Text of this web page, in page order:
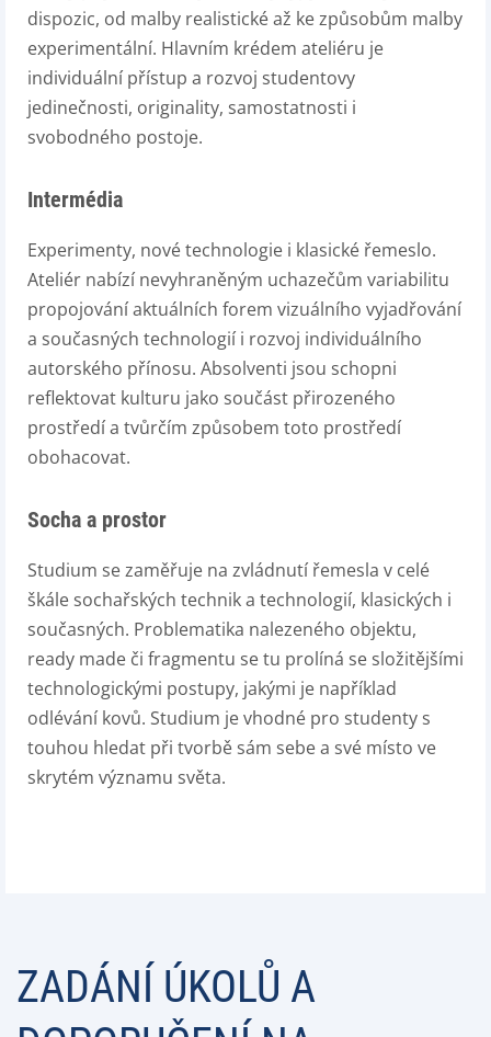
dispozic, od malby realistické až ke způsobům malby
experimentální. Hlavním krédem ateliéru je
individuální přístup a rozvoj studentovy
jedinečnosti, originality, samostatnosti i
svobodného postoje.
Intermédia
Experimenty, nové technologie i klasické řemeslo.
Ateliér nabízí nevyhraněným uchazečům variabilitu
propojování aktuálních forem vizuálního vyjadřování
a současných technologií i rozvoj individuálního
autorského přínosu. Absolventi jsou schopni
reflektovat kulturu jako součást přirozeného
prostředí a tvůrčím způsobem toto prostředí
obohacovat.
Socha a prostor
Studium se zaměřuje na zvládnutí řemesla v celé
škále sochařských technik a technologií, klasických i
současných. Problematika nalezeného objektu,
ready made či fragmentu se tu prolíná se složitějšími
technologickými postupy, jakými je například
odlévání kovů. Studium je vhodné pro studenty s
touhou hledat při tvorbě sám sebe a své místo ve
skrytém významu světa.
ZADÁNÍ ÚKOLŮ A